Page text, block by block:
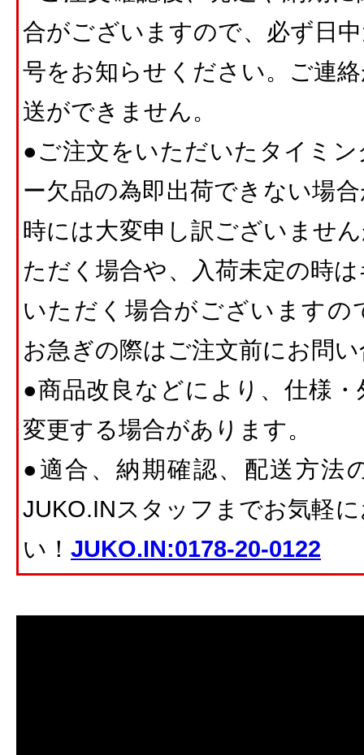
合がございますので、必ず日
号をお知らせください。ご連
送ができません。
●ご注文をいただいたタイミ
ー欠品の為即出荷できない場
時には大変申し訳ございませ
ただく場合や、入荷未定の時
いただく場合がございますの
お急ぎの際はご注文前にお問
●商品改良などにより、仕様
変更する場合があります。
●適合、納期確認、配送方法
JUKO.INスタッフまでお気軽
い！ JUKO.IN:0178-20-0122